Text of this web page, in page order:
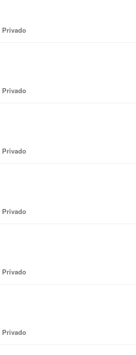
Privado
Privado
Privado
Privado
Privado
Privado